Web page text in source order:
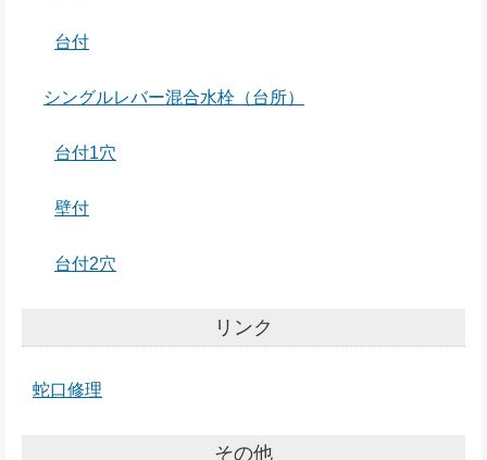
台付
シングルレバー混合水栓（台所）
台付1穴
壁付
台付2穴
リンク
蛇口修理
その他